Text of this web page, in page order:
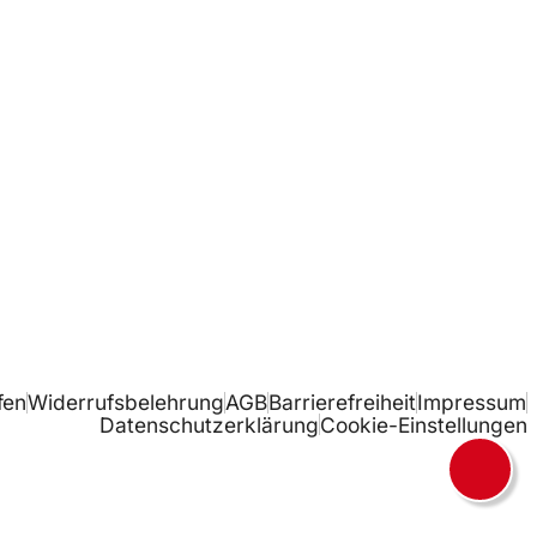
WiderrufsbelehrungAGBBarrierefreiheitImpressum
DatenschutzerklärungCookie-Einstellungen